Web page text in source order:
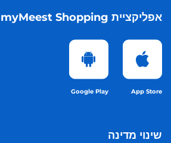
אפליקציית myMeest Shopping
App Store
Google Play
שינוי מדינה